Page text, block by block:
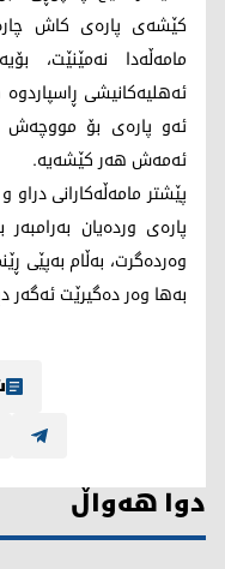
کێشەی پارەی کاش
مامەڵەدا نەمێنێت،
ئەهلیەکانیشی
ئەو پارەی بۆ مووچەش
ئەمەش هەر کێشەیە.
پێشتر مامەڵەکارانی
پارەی وردەیان
وەردەگرت، بەڵام بەپێی
بەها وەر دەگیرێت ئەگەر
دوا هەواڵ